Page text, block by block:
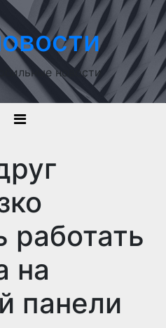
новости
работать
на
панели